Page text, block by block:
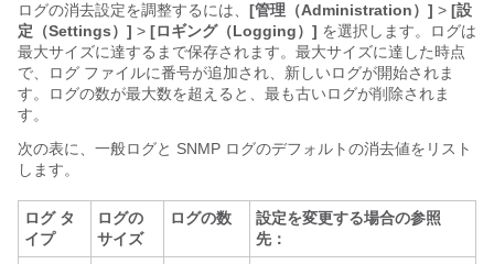
ログの消去設定を調整するには、 [管理（Administration）] > [設
定（Settings）] > [ロギング（Logging）] を選択します。ログは
最大サイズに達するまで保存されます。最大サイズに達した時点
で、ログ ファイルに番号が追加され、新しいログが開始されま
す。ログの数が最大数を超えると、最も古いログが削除されま
す。
次の表に、一般ログと SNMP ログのデフォルトの消去値をリスト
します。
ログ タ
イプ
ログの
サイズ
ログの数
設定を変更する場合の参照
先：